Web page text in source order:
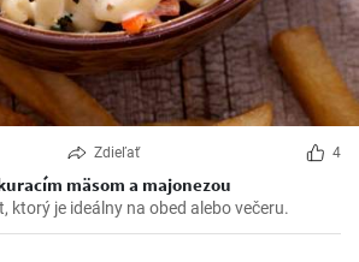
Zdieľať 4
mäsom a majonezou
ktorý je ideálny na obed alebo večeru.